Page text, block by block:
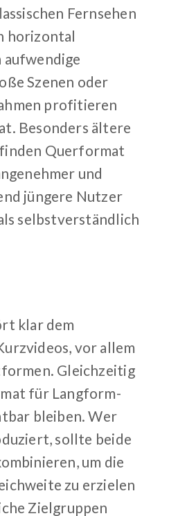
Fernsehen
horizontal
aufwendige
Szenen oder
profitieren
Besonders ältere
Querformat
und
jüngere Nutzer
selbstverständlich
klar dem
vor allem
Gleichzeitig
für Langform-
bleiben. Wer
sollte beide
um die
zu erzielen
Zielgruppen